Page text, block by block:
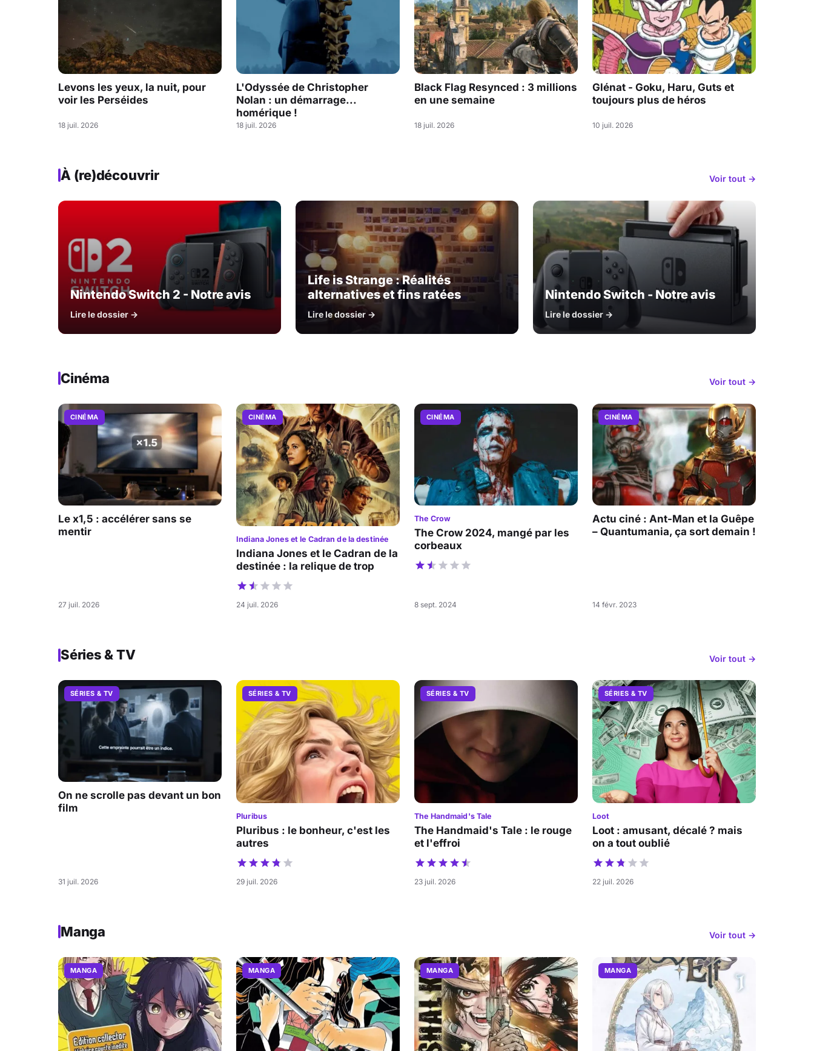
Levons les yeux, la nuit, pour
voir les Perséides
18 juil. 2026
L'Odyssée de Christopher
Nolan : un démarrage...
homérique !
18 juil. 2026
Black Flag Resynced : 3 millions
en une semaine
18 juil. 2026
Glénat - Goku, Haru, Guts et
toujours plus de héros
10 juil. 2026
À (re)découvrir Voir tout →
Nintendo Switch 2 - Notre avis
Lire le dossier →
Life is Strange : Réalités
alternatives et fins ratées
Lire le dossier →
Nintendo Switch - Notre avis
Lire le dossier →
Cinéma Voir tout →
CINÉMA
Le x1,5 : accélérer sans se
mentir
27 juil. 2026
CINÉMA
Indiana Jones et le Cadran de la destinée
Indiana Jones et le Cadran de la
destinée : la relique de trop
24 juil. 2026
CINÉMA
The Crow
The Crow 2024, mangé par les
corbeaux
8 sept. 2024
CINÉMA
Actu ciné : Ant-Man et la Guêpe
– Quantumania, ça sort demain !
14 févr. 2023
Séries & TV Voir tout →
SÉRIES & TV
On ne scrolle pas devant un bon
film
31 juil. 2026
SÉRIES & TV
Pluribus
Pluribus : le bonheur, c'est les
autres
29 juil. 2026
SÉRIES & TV
The Handmaid's Tale
The Handmaid's Tale : le rouge
et l'effroi
23 juil. 2026
SÉRIES & TV
Loot
Loot : amusant, décalé ? mais
on a tout oublié
22 juil. 2026
Manga Voir tout →
MANGA MANGA MANGA MANGA